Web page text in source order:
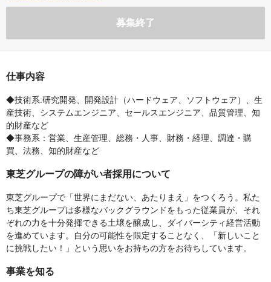
募集終了
仕事内容
◆技術系:研究開発、開発設計（ハードウェア、ソフトウェア）、生
産技術、システムエンジニア、セールスエンジニア、品質管理、知
的財産など
◆事務系：営業、生産管理、総務・人事、財務・経理、調達・購
買、法務、知的財産など
東芝グループの障がい者採用について
東芝グループで「世界にまだない、あたりまえ」をつくろう。私た
ち東芝グループは多様なバックグラウンドをもった従業員が、それ
ぞれの力を十分発揮できる土壌を醸成し、ダイバーシティ経営活動
を進めています。自分の可能性を限定することなく、「新しいこと
に挑戦したい！」という思いをお持ちの方をお待ちしています。
事業を知る